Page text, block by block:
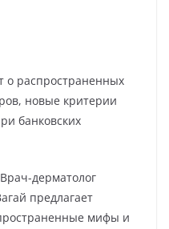
распространенных
новые критерии
банковских
дерматолог
предлагает
мифы и